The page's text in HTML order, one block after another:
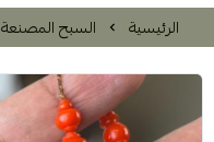
الرئيسية السبح المصنعة